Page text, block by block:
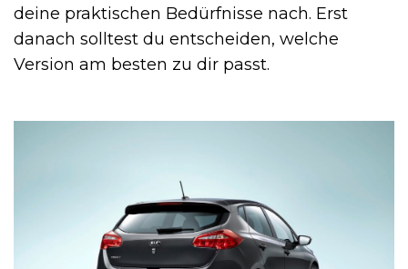
deine praktischen Bedürfnisse nach. Erst
danach solltest du entscheiden, welche
Version am besten zu dir passt.